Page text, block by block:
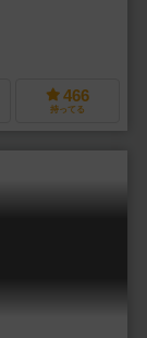
466
持ってる